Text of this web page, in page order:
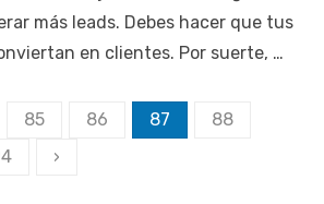
más leads. Debes hacer que tus
en clientes. Por suerte, …
85 86 87
88
›